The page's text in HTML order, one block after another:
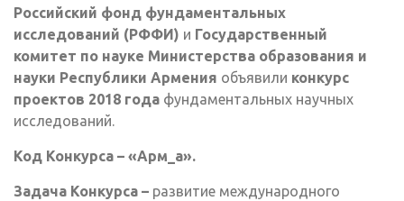
Российский фонд фундаментальных
исследований (РФФИ) и Государственный
комитет по науке Министерства образования и
науки Республики Армения объявили конкурс
проектов 2018 года фундаментальных научных
исследований.
Код Конкурса – «Арм_а».
Задача Конкурса – развитие международного